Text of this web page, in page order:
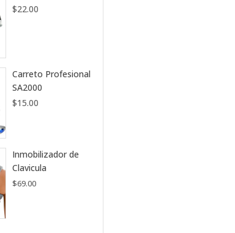
$22.00
Carreto Profesional
SA2000
$15.00
Inmobilizador de
Clavicula
$69.00